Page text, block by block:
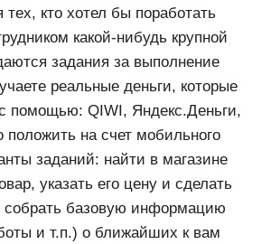
кто хотел бы поработать
какой-нибудь крупной
задания за выполнение
реальные деньги, которые
помощью: QIWI, Яндекс.Деньги,
положить на счет мобильного
заданий: найти в магазине
указать его цену и сделать
собрать базовую информацию
и т.п.) о ближайших к вам